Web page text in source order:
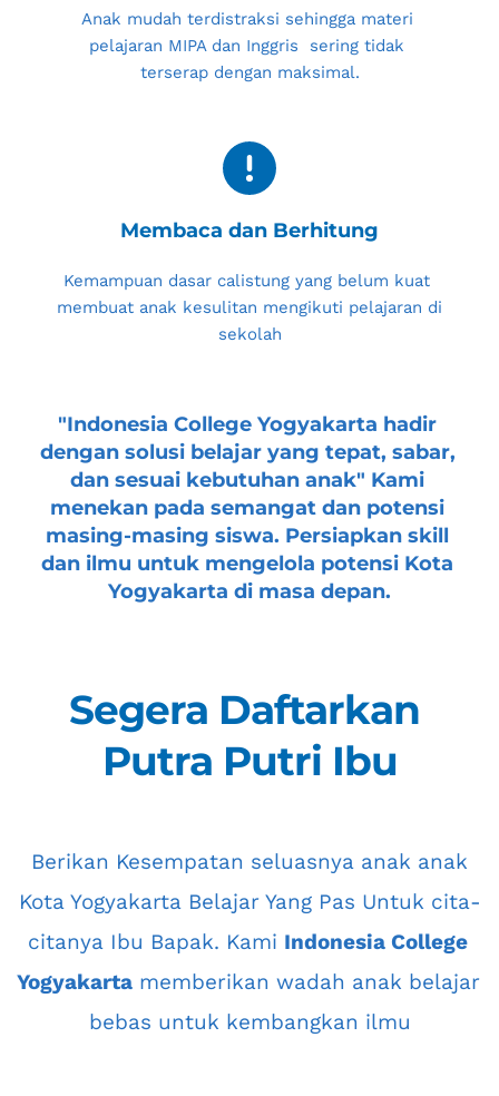
Anak mudah terdistraksi sehingga materi
pelajaran MIPA dan Inggris  sering tidak
terserap dengan maksimal.
Membaca dan Berhitung
Kemampuan dasar calistung yang belum kuat
membuat anak kesulitan mengikuti pelajaran di
sekolah
"Indonesia College Yogyakarta hadir
dengan solusi belajar yang tepat, sabar,
dan sesuai kebutuhan anak" Kami
menekan pada semangat dan potensi
masing-masing siswa. Persiapkan skill
dan ilmu untuk mengelola potensi Kota
Yogyakarta di masa depan.
Segera Daftarkan
Putra Putri Ibu
Kota Yogyakarta Belajar Yang Pas Untuk cita-
citanya Ibu Bapak. Kami Indonesia College
Yogyakarta memberikan wadah anak belajar
bebas untuk kembangkan ilmu